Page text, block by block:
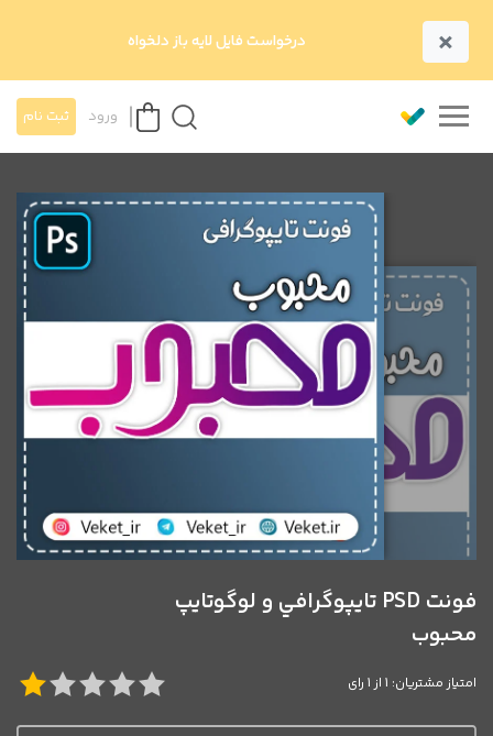
× درخواست فایل لایه باز دلخواه
ورود ثبت نام
فونت PSD تايپوگرافي و لوگوتايپ
محبوب
امتیاز مشتریان: 1 از 1 رای